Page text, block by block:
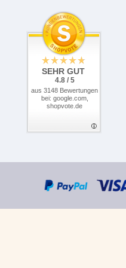
SEHR GUT
4.8 / 5
aus 3148 Bewertungen
bei: google.com,
shopvote.de